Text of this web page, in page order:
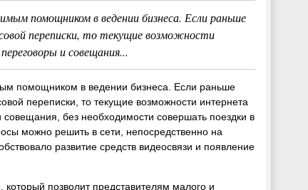
помощником в ведении бизнеса. Если раньше
переписки, то текущие возможности
и совещания...
помощником в ведении бизнеса. Если раньше
переписки, то текущие возможности интернета
без необходимости совершать поездки в
можно решить в сети, непосредственно на
развитие средств видеосвязи и появление
позволит представителям малого и